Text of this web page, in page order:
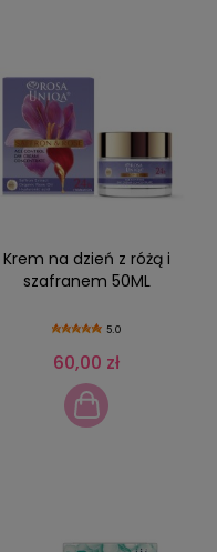
Krem na dzień z różą i
szafranem 50ML
5.0
60,00 zł